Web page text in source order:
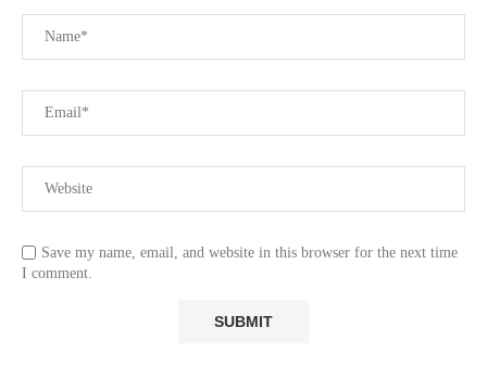
Save my name, email, and website in this browser for the next time
I comment.